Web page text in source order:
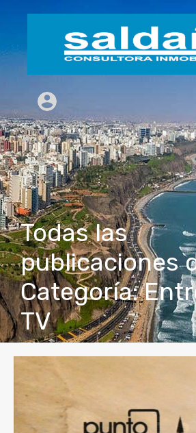
Todas las
publicaciones
Categoría:
TV